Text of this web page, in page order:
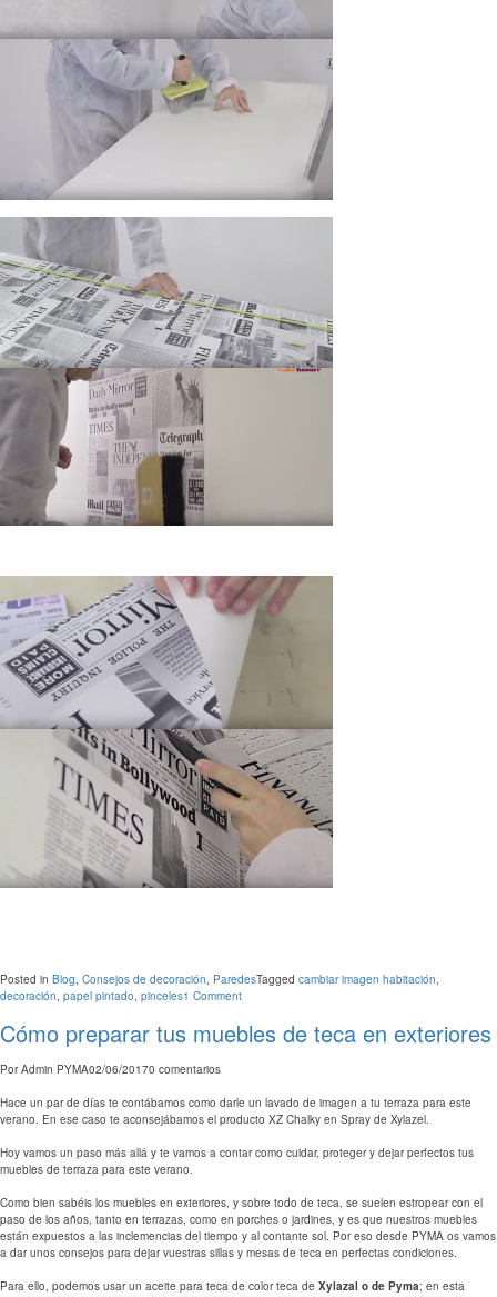
Posted in Blog, Consejos de decoración, ParedesTagged cambiar imagen habitación,
decoración, papel pintado, pinceles1 Comment
Cómo preparar tus muebles de teca en exteriores
PorAdmin PYMA02/06/20170 comentarios
Hace un par de días te contábamos como darle un lavado de imagen a tu terraza para este
verano. En ese caso te aconsejábamos el producto XZ Chalky en Spray de Xylazel.
Hoy vamos un paso más allá y te vamos a contar como cuidar, proteger y dejar perfectos tus
muebles de terraza para este verano.
Como bien sabéis los muebles en exteriores, y sobre todo de teca, se suelen estropear con el
paso de los años, tanto en terrazas, como en porches o jardines, y es que nuestros muebles
están expuestos a las inclemencias del tiempo y al contante sol. Por eso desde PYMA os vamos
a dar unos consejos para dejar vuestras sillas y mesas de teca en perfectas condiciones.
Para ello, podemos usar un aceite para teca de color teca de Xylazal o de Pyma; en esta